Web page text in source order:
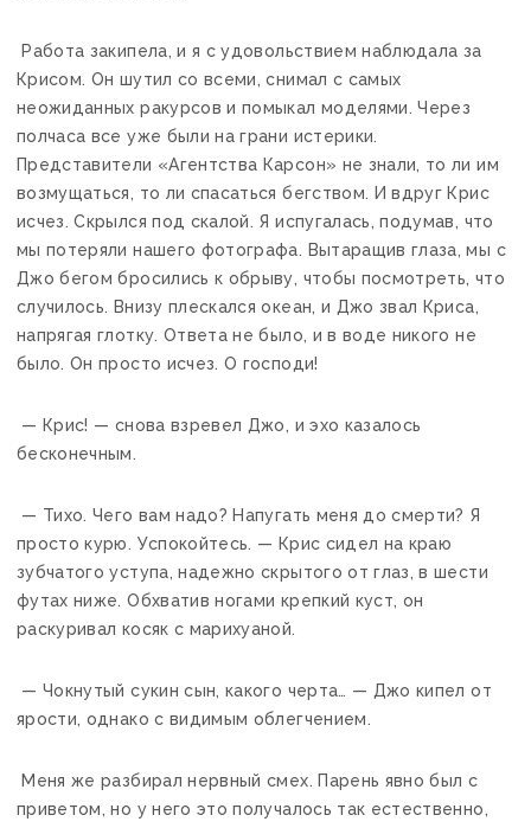
Работа закипела, и я с удовольствием наблюдала за
Крисом. Он шутил со всеми, снимал с самых
неожиданных ракурсов и помыкал моделями. Через
полчаса все уже были на грани истерики.
Представители «Агентства Карсон» не знали, то ли им
возмущаться, то ли спасаться бегством. И вдруг Крис
исчез. Скрылся под скалой. Я испугалась, подумав, что
мы потеряли нашего фотографа. Вытаращив глаза, мы с
Джо бегом бросились к обрыву, чтобы посмотреть, что
случилось. Внизу плескался океан, и Джо звал Криса,
напрягая глотку. Ответа не было, и в воде никого не
было. Он просто исчез. О господи!
— Крис! — снова взревел Джо, и эхо казалось
бесконечным.
— Тихо. Чего вам надо? Напугать меня до смерти? Я
просто курю. Успокойтесь. — Крис сидел на краю
зубчатого уступа, надежно скрытого от глаз, в шести
футах ниже. Обхватив ногами крепкий куст, он
раскуривал косяк с марихуаной.
— Чокнутый сукин сын, какого черта… — Джо кипел от
ярости, однако с видимым облегчением.
Меня же разбирал нервный смех. Парень явно был с
приветом, но у него это получалось так естественно,